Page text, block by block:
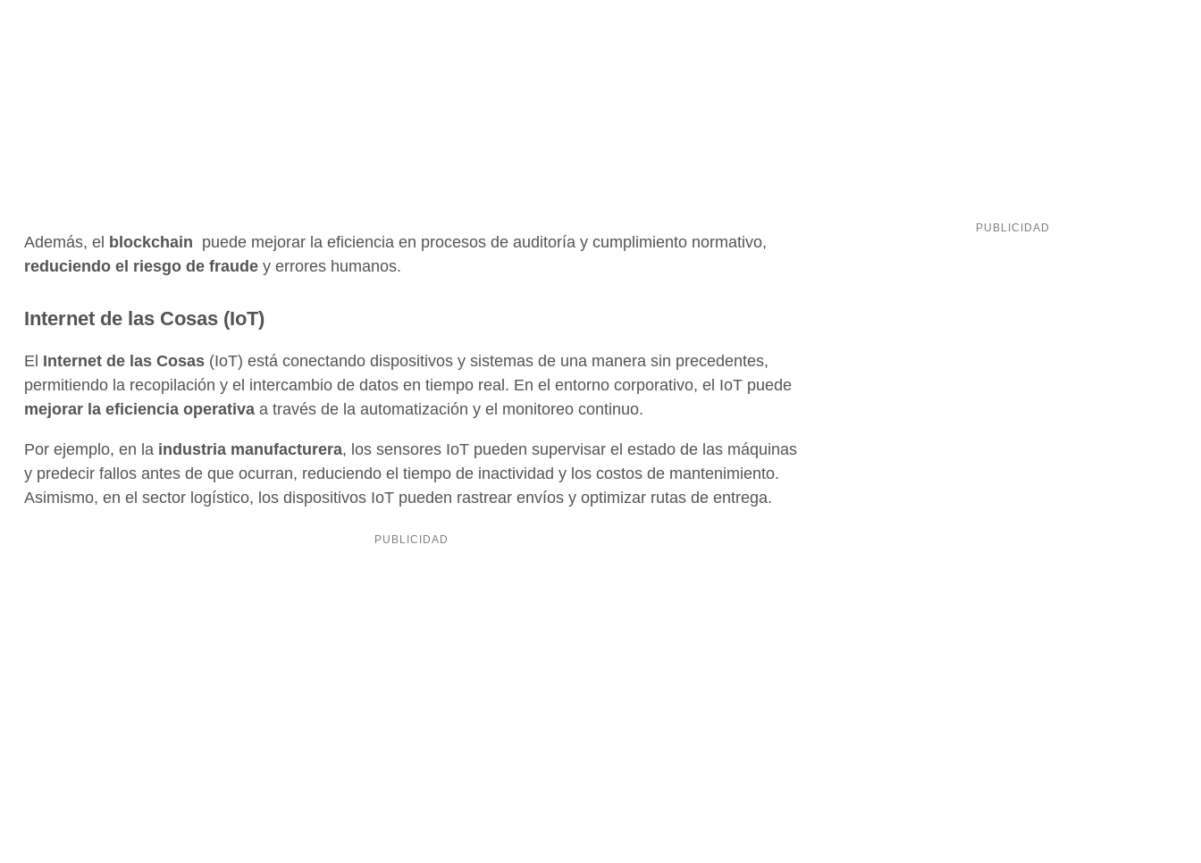
Además, el blockchain puede mejorar la eficiencia en procesos de auditoría y cumplimiento normativo,
reduciendo el riesgo de fraude y errores humanos.
Internet de las Cosas (IoT)
El Internet de las Cosas (IoT) está conectando dispositivos y sistemas de una manera sin precedentes,
permitiendo la recopilación y el intercambio de datos en tiempo real. En el entorno corporativo, el IoT puede
mejorar la eficiencia operativa a través de la automatización y el monitoreo continuo.
Por ejemplo, en la industria manufacturera, los sensores IoT pueden supervisar el estado de las máquinas
y predecir fallos antes de que ocurran, reduciendo el tiempo de inactividad y los costos de mantenimiento.
Asimismo, en el sector logístico, los dispositivos IoT pueden rastrear envíos y optimizar rutas de entrega.